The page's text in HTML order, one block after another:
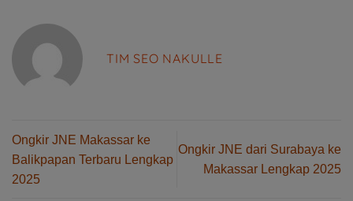
TIM SEO NAKULLE
Ongkir JNE Makassar ke
Balikpapan Terbaru Lengkap
2025
Ongkir JNE dari Surabaya ke
Makassar Lengkap 2025